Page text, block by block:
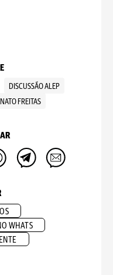
DISCUSSÃO ALEP
FREITAS
WHATS